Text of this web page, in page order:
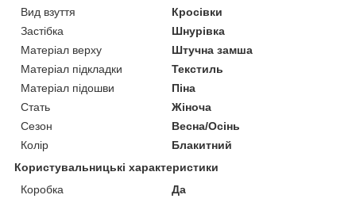
Вид взуття
Кросівки
Застібка
Шнурівка
Матеріал верху
Штучна замша
Матеріал підкладки
Текстиль
Матеріал підошви
Піна
Стать
Жіноча
Сезон
Весна/Осінь
Колір
Блакитний
Користувальницькі характеристики
Коробка
Да